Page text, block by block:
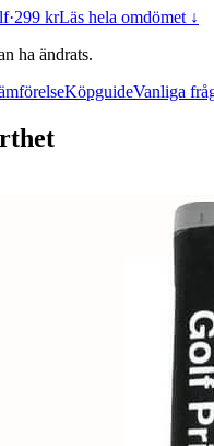
·299 krLäs hela omdömet ↓
ha ändrats.
KöpguideVanliga